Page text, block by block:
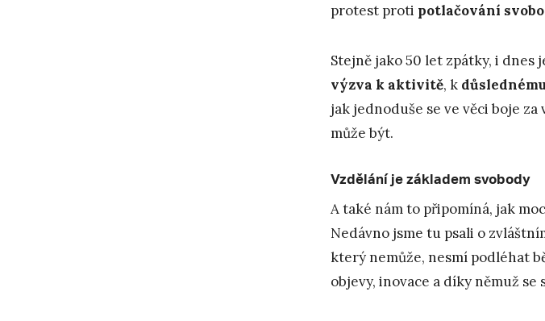
protest proti potlačování
Stejně jako 50 let zpátky, i dnes
výzva k aktivitě, k
jak jednoduše se ve věci boje
může být.
Vzdělání je základem svobody
A také nám to připomíná, jak
Nedávno jsme tu psali o
který nemůže, nesmí podléhat
objevy, inovace a díky němuž